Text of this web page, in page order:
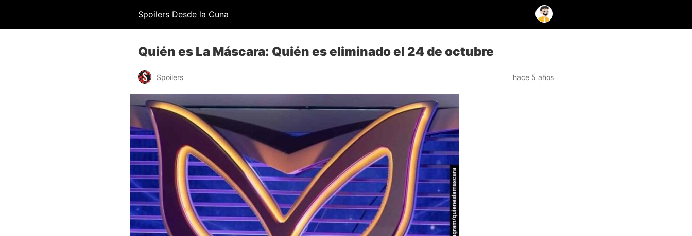
Spoilers Desde la Cuna
Quién es La Máscara: Quién es eliminado el 24 de octubre
Spoilers hace 5 años